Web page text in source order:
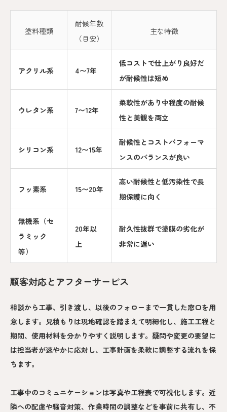
塗料種類
耐候年数
（目安）
主な特徴
アクリル系 4〜7年
低コストで仕上がり良好だ
が耐候性は短め
ウレタン系 7〜12年
柔軟性があり中程度の耐候
性と美観を両立
シリコン系 12〜15年
耐候性とコストパフォーマ
ンスのバランスが良い
フッ素系 15〜20年
高い耐候性と低汚染性で長
期保護に向く
無機系（セ
ラミック
等）
20年以
上
耐久性抜群で塗膜の劣化が
非常に遅い
顧客対応とアフターサービス
相談から工事、引き渡し、以後のフォローまで一貫した窓口を用
意します。見積もりは現地確認を踏まえて明細化し、施工工程と
期間、使用材料を分かりやすく説明します。疑問や変更の要望に
は担当者が速やかに応対し、工事計画を柔軟に調整する流れを保
ちます。
工事中のコミュニケーションは写真や工程表で可視化します。近
隣への配慮や騒音対策、作業時間の調整などを事前に共有し、不